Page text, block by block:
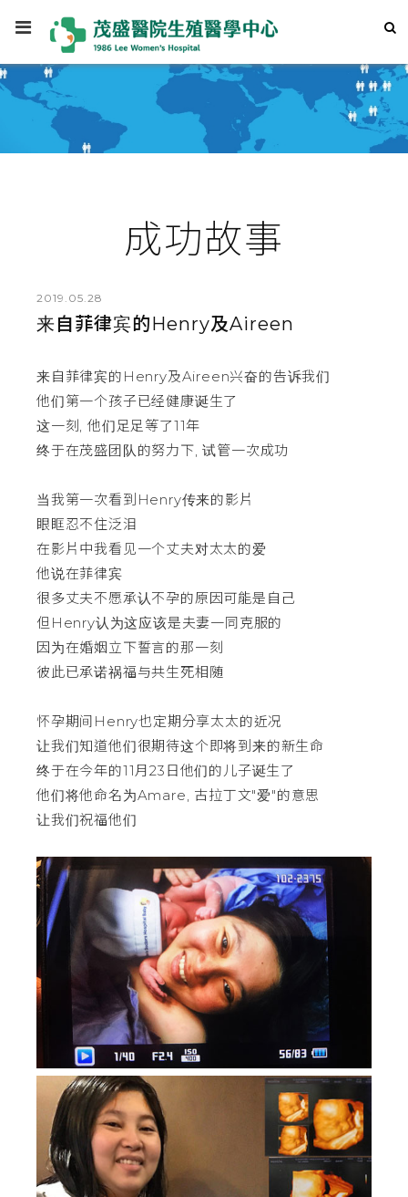
成功故事
2019.05.28
来自菲律宾的Henry及Aireen
来自菲律宾的Henry及Aireen兴奋的告诉我们
他们第一个孩子已经健康诞生了
这一刻, 他们足足等了11年
终于在茂盛团队的努力下, 试管一次成功
当我第一次看到Henry传来的影片
眼眶忍不住泛泪
在影片中我看见一个丈夫对太太的爱
他说在菲律宾
很多丈夫不愿承认不孕的原因可能是自己
但Henry认为这应该是夫妻一同克服的
因为在婚姻立下誓言的那一刻
彼此已承诺祸福与共生死相随
怀孕期间Henry也定期分享太太的近况
让我们知道他们很期待这个即将到来的新生命
终于在今年的11月23日他们的儿子诞生了
他们将他命名为Amare, 古拉丁文"爱"的意思
让我们祝福他们